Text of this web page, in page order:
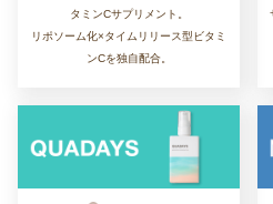
タミンCサプリメント。
リポソーム化×タイムリリース型ビタミ
ンCを独自配合。